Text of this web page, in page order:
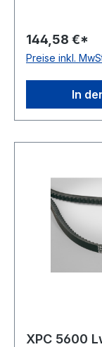
ConCar
formgezahnt
Zugstrang
Höhe 18mm
144,58 €*
Preise inkl.
In
XPC 5600